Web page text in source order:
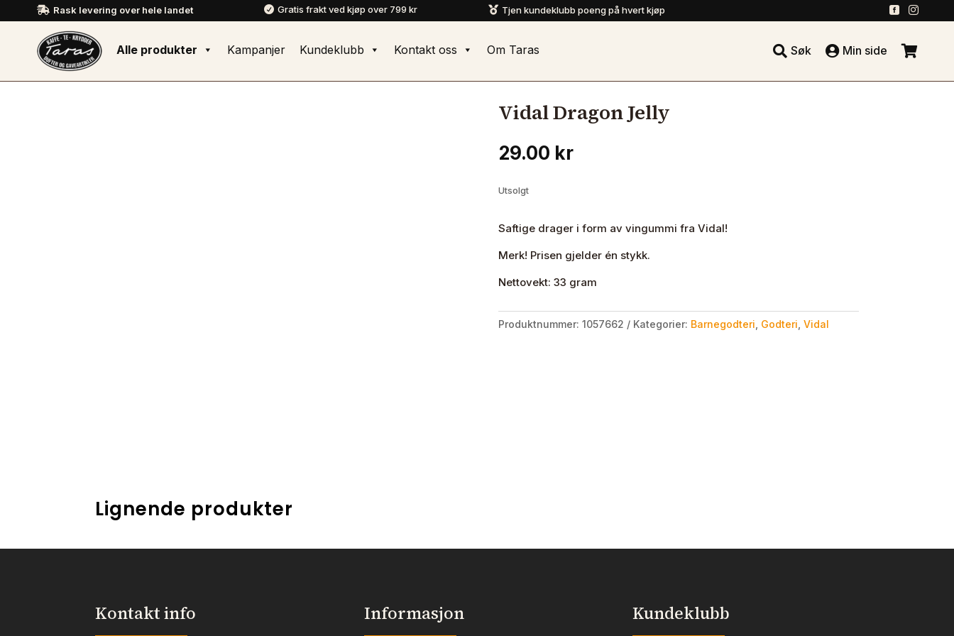
 Rask levering over hele landet  Gratis frakt ved kjøp over 799 kr  Tjen kundeklubb poeng på hvert kjøp  
Alle produkter Kampanjer Kundeklubb Kontakt oss Om Taras  Søk  Min side 
Vidal Dragon Jelly
29.00 kr
Utsolgt
Saftige drager i form av vingummi fra Vidal!
Merk! Prisen gjelder én stykk.
Nettovekt: 33 gram
Produktnummer: 1057662 Kategorier: Barnegodteri Godteri Vidal
Lignende produkter
Kontakt info Informasjon Kundeklubb